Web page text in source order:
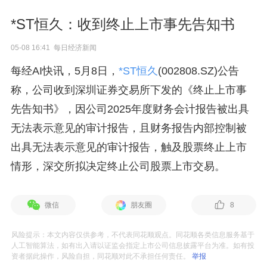
*ST恒久：收到终止上市事先告知书
05-08 16:41 每日经济新闻
每经AI快讯，5月8日， *ST恒久 (002808.SZ)公告
称，公司收到深圳证券交易所下发的《终止上市事
先告知书》，因公司2025年度财务会计报告被出具
无法表示意见的审计报告，且财务报告内部控制被
出具无法表示意见的审计报告，触及股票终止上市
情形，深交所拟决定终止公司股票上市交易。
微信 朋友圈 8
风险提示：本文内容仅供参考，不代表同花顺观点。同花顺各类信息服务基于
人工智能算法，如有出入请以证监会指定上市公司信息披露平台为准。如有投
资者据此操作，风险自担，同花顺对此不承担任何责任。举报